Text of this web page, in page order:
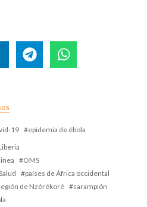
19
epidemia de ébola
OMS
países de África occidental
de Nzérékoré
sarampión